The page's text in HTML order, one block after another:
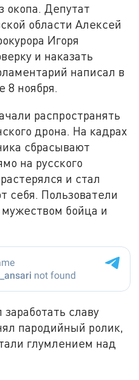
окопа. Депутат
области Алексей
Игоря
и наказать
написал в
8 ноября.
распространять
дрона. На кадрах
сбрасывают
на русского
и стал
себя. Пользователи
бойца и
славу
пародийный ролик,
глумлением над